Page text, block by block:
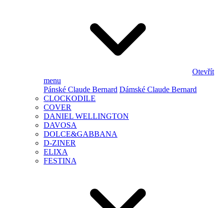
Otevřít
menu
Pánské Claude Bernard Dámské Claude Bernard
CLOCKODILE
COVER
DANIEL WELLINGTON
DAVOSA
DOLCE&GABBANA
D-ZINER
ELIXA
FESTINA